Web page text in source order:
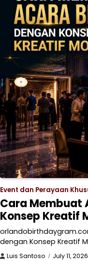
Event dan Perayaan
Cara Membuat
Konsep Kreatif
dengan Konsep Kreatif
Luis Santoso July 11, 2026